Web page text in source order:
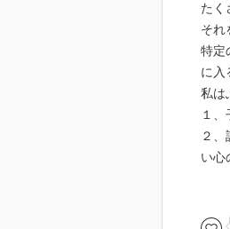
たく
それ
特定
に入
私は
１
２
い心
と